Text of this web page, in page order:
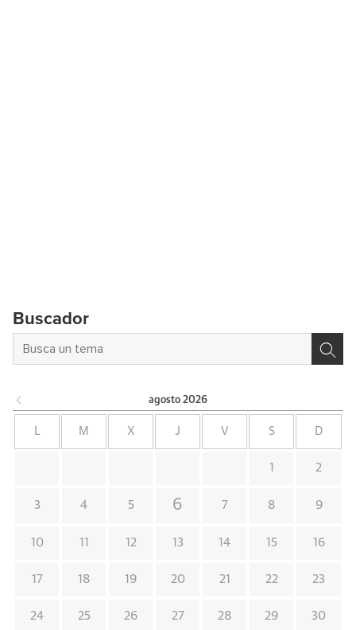
Buscador
agosto 2026
L M X J V S D
1 2
3 4 5 6 7 8 9
10 11 12 13 14 15 16
17 18 19 20 21 22 23
24 25 26 27 28 29 30